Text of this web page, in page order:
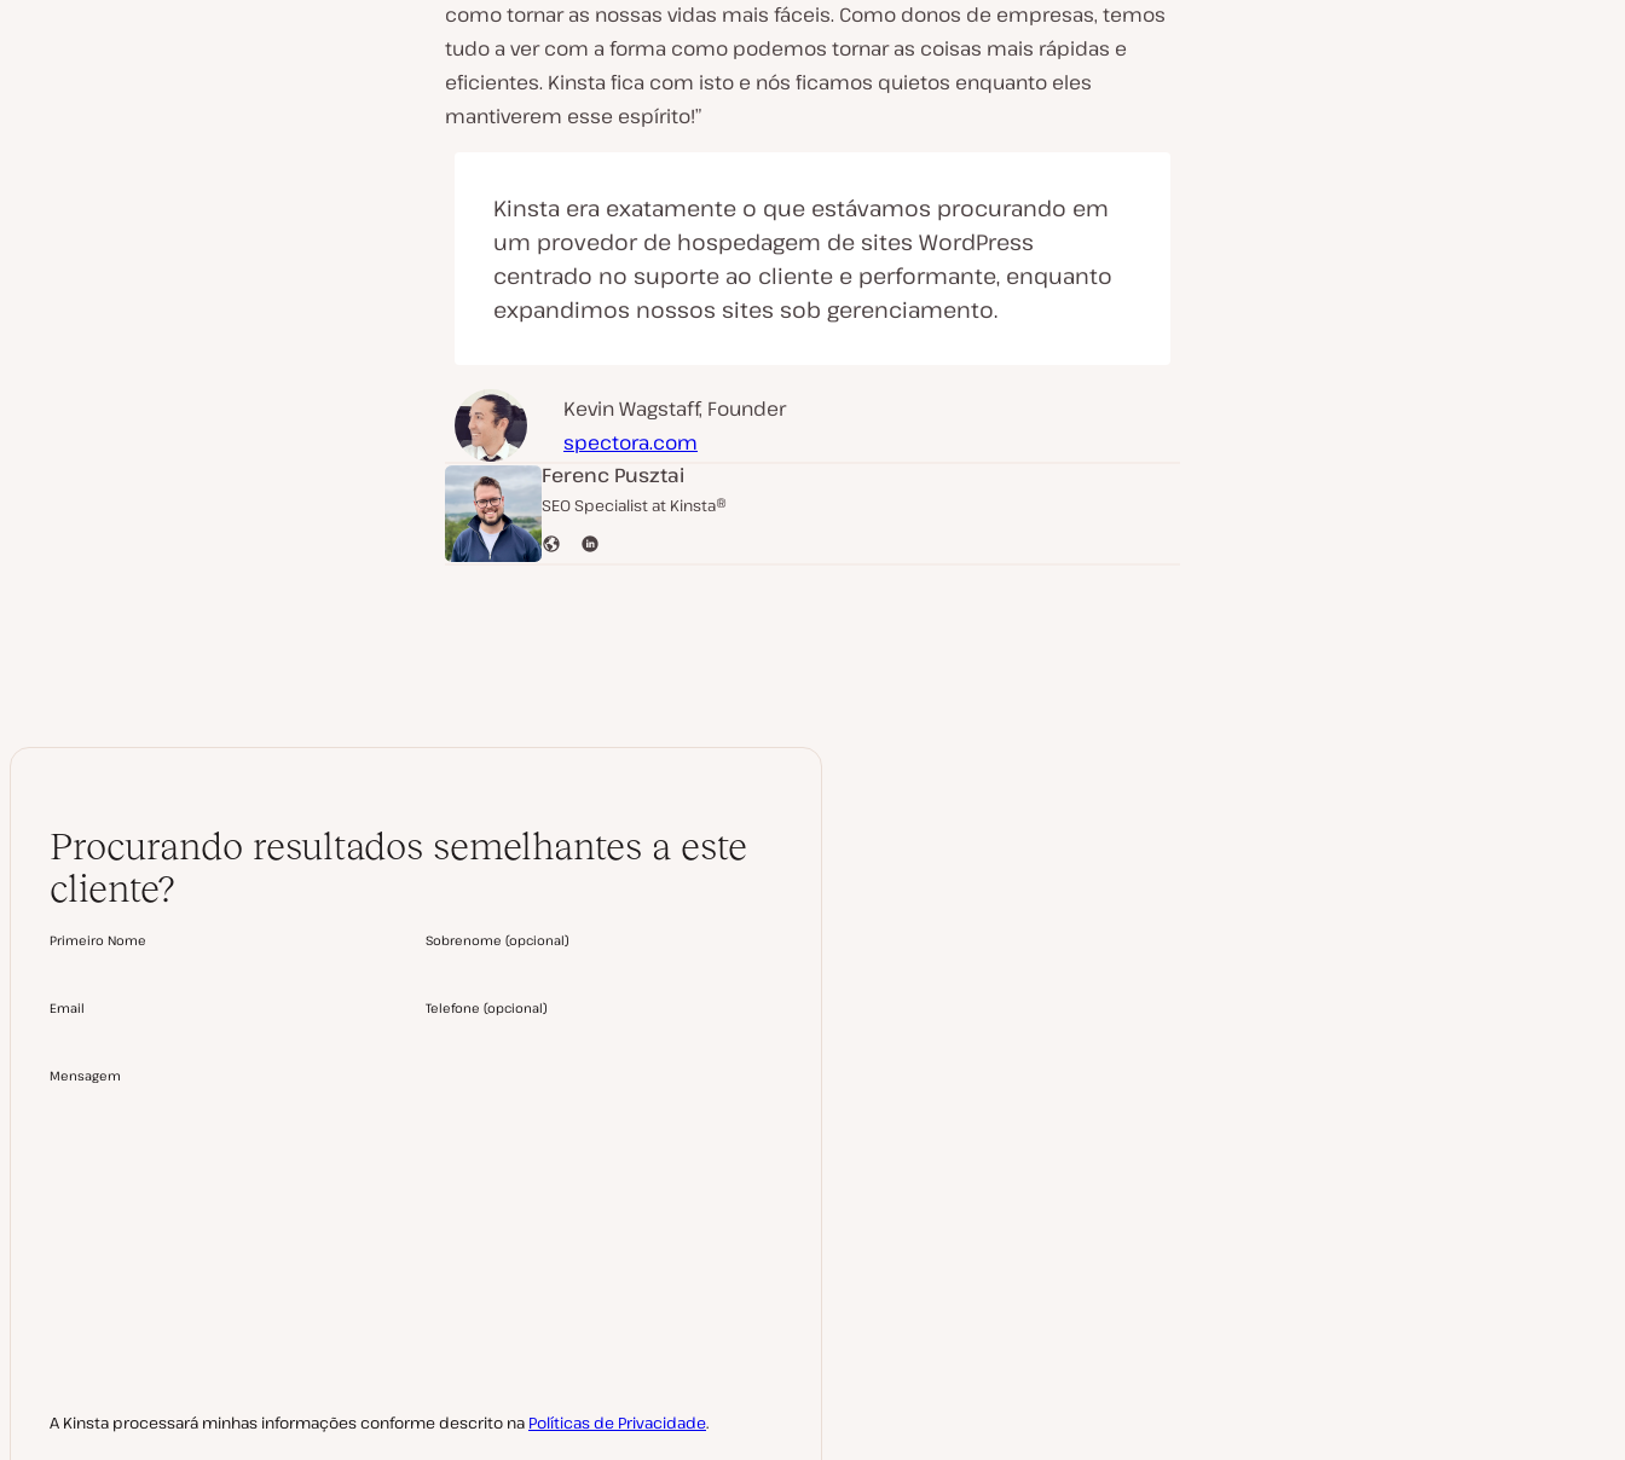
como tornar as nossas vidas mais fáceis. Como donos de empresas, temos
tudo a ver com a forma como podemos tornar as coisas mais rápidas e
eficientes. Kinsta fica com isto e nós ficamos quietos enquanto eles
mantiverem esse espírito!”
Kinsta era exatamente o que estávamos procurando em
um provedor de hospedagem de sites WordPress
centrado no suporte ao cliente e performante, enquanto
expandimos nossos sites sob gerenciamento.
Kevin Wagstaff, Founder
spectora.com
Ferenc Pusztai
SEO Specialist at Kinsta®
S
i
L
Procurando resultados semelhantes a este
cliente?
Primeiro Nome Sobrenome (opcional)
Email Telefone (opcional)
Mensagem
A Kinsta processará minhas informações conforme descrito na Políticas de Privacidade.